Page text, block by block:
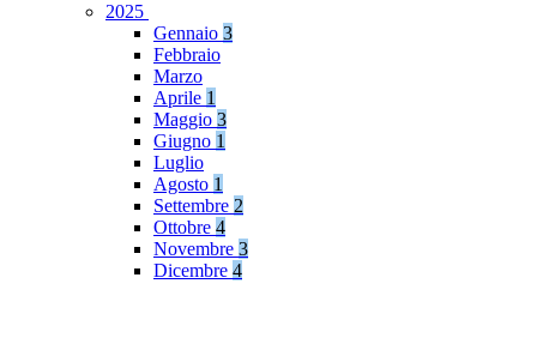
2025
Gennaio 3
Febbraio
Marzo
Aprile 1
Maggio 3
Giugno 1
Luglio
Agosto 1
Settembre 2
Ottobre 4
Novembre 3
Dicembre 4